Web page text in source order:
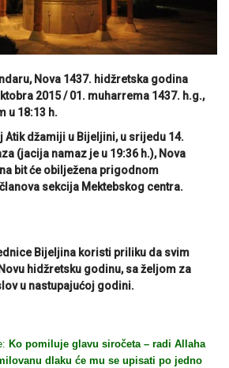
Nova 1437. hidžretska godina
2015 / 01. muharrema 1437. h.g.,
u 18:13 h.
Atik džamiji u Bijeljini, u srijedu 14.
(jacija namaz je u 19:36 h.), Nova
bit će obilježena prigodnom
sekcija Mektebskog centra.
Bijeljina koristi priliku da svim
hidžretsku godinu, sa željom za
u nastupajućoj godini.
Ko pomiluje glavu siročeta – radi Allaha
dlaku će mu se upisati po jedno